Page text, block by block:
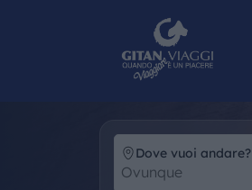
Dove vuoi andare?